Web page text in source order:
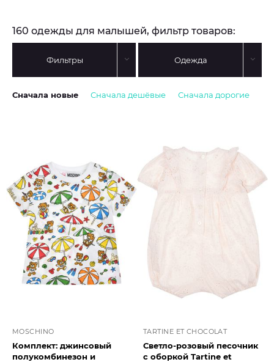
160 одежды для малышей, фильтр товаров:
Фильтры Одежда
Сначала новые Сначала дешёвые Сначала дорогие
MOSCHINO
Комплект: джинсовый
полукомбинезон и
TARTINE ET CHOCOLAT
Светло-розовый песочник
с оборкой Tartine et